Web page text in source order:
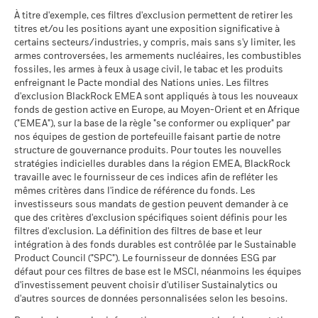
évoluer très différemment. Ceci peut vous aider à évaluer la
façon dont le fonds a été géré dans le passé
La performance est indiquée sur la base de la Valeur nette
d’inventaire (VNI), avec le revenu brut réinvesti le cas échéant.
Le rendement de votre investissement peut augmenter ou
diminuer en raison des fluctuations des devises si votre
investissement est effectué dans une devise autre que celle
utilisée dans le calcul des performances passées. Source :
Blackrock
Le scénario de tension montre ce que vous pourriez obtenir
dans des situations de marché extrêmes.
MSCI (0-10)
au 17/juil./2026
Classification mondiale des
fonds selon Lipper
au 17/juil./2026
Equity Asia Pacific ex Japan
Moyenne pondérée de
l'intensité carbone MSCI
(tonnes de CO2e/M$ de
ventes)
au 17/juil./2026
% des avoirs à l'égard
desquels des données ESG
au 17/juil./2026
94,54
Pointage de qualité ESG
MSCI - centile par rapport aux
pairs
au 17/juil./2026
30,03
Fonds dans le groupe de
pairs
au 17/juil./2026
626
MSCI - Charbon thermique
au 30/juin/2026
0,00%
MSCI - Sables bitumineux
au 30/juin/2026
0,00%
Données sur la
participation aux secteurs
d'activité
au 30/juin/2026
100,05%
Pourcentage des avoirs du
fonds à l'égard desquels
des données ne sont pas
disponibles
au 30/juin/2026
L'exposition de BlackRock aux secteurs d'activité, telle qu'elle
est indiquée ci-dessus, pour le charbon thermique et les
sables bitumineux, est calculée et déclarée pour les
entreprises qui tirent plus de 5 % de leurs revenus du
- Austria^Belgium^Czech
Republic^Spain^Sweden^Switzerland^United
Kingdom)
BlackRock Funds I ICAV - Prospectus (French
- France)
Voir tous les documents
À titre d'exemple, ces filtres d'exclusion permettent de retirer les
titres et/ou les positions ayant une exposition significative à
certains secteurs/industries, y compris, mais sans s'y limiter, les
armes controversées, les armements nucléaires, les combustibles
fossiles, les armes à feux à usage civil, le tabac et les produits
enfreignant le Pacte mondial des Nations unies. Les filtres
d'exclusion BlackRock EMEA sont appliqués à tous les nouveaux
fonds de gestion active en Europe, au Moyen-Orient et en Afrique
("EMEA"), sur la base de la règle "se conformer ou expliquer" par
nos équipes de gestion de portefeuille faisant partie de notre
structure de gouvernance produits. Pour toutes les nouvelles
stratégies indicielles durables dans la région EMEA, BlackRock
travaille avec le fournisseur de ces indices afin de refléter les
mêmes critères dans l'indice de référence du fonds. Les
investisseurs sous mandats de gestion peuvent demander à ce
que des critères d'exclusion spécifiques soient définis pour les
filtres d'exclusion. La définition des filtres de base et leur
intégration à des fonds durables est contrôlée par le Sustainable
Product Council ("SPC"). Le fournisseur de données ESG par
défaut pour ces filtres de base est le MSCI, néanmoins les équipes
d'investissement peuvent choisir d'utiliser Sustainalytics ou
d'autres sources de données personnalisées selon les besoins.